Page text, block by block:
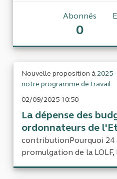
Abonnés
0
Nouvelle proposition à2025
notre programme de travail
02/09/2025 10:50
La dépense des
ordonnateurs de
contributionPourquoi 24
promulgation de la LOLF,